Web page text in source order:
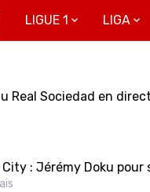
LIGUE 1 LIGA
Real Sociedad en direct
: Jérémy Doku